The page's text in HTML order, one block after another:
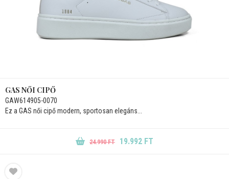
GAS NŐI CIPŐ
GAW614905-0070
Ez a GAS női cipő modern, sportosan elegáns...
24.990 FT 19.992 FT